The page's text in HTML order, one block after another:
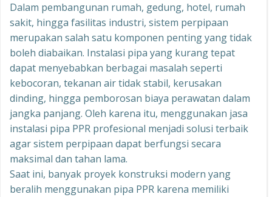
Dalam pembangunan rumah, gedung, hotel, rumah
sakit, hingga fasilitas industri, sistem perpipaan
merupakan salah satu komponen penting yang tidak
boleh diabaikan. Instalasi pipa yang kurang tepat
dapat menyebabkan berbagai masalah seperti
kebocoran, tekanan air tidak stabil, kerusakan
dinding, hingga pemborosan biaya perawatan dalam
jangka panjang. Oleh karena itu, menggunakan jasa
instalasi pipa PPR profesional menjadi solusi terbaik
agar sistem perpipaan dapat berfungsi secara
maksimal dan tahan lama.
Saat ini, banyak proyek konstruksi modern yang
beralih menggunakan pipa PPR karena memiliki